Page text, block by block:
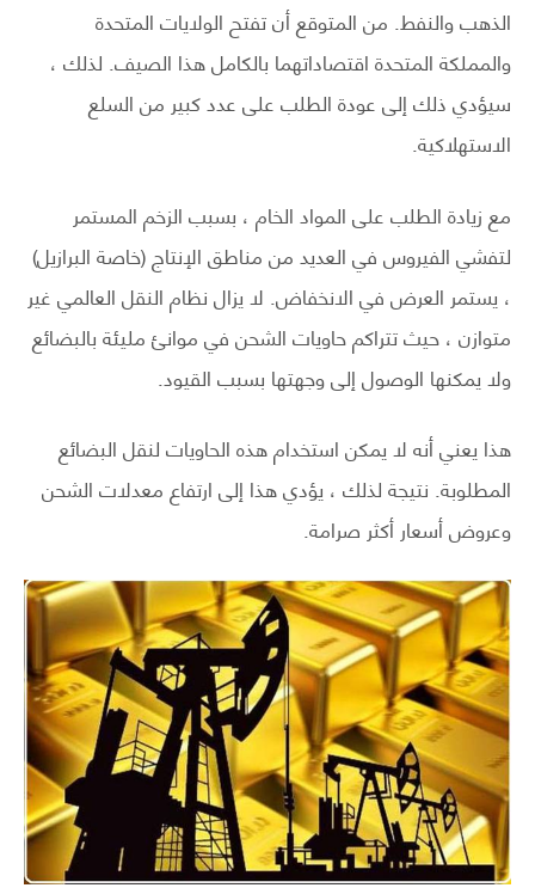
الذهب والنفط. من المتوقع أن تفتح الولايات المتحدة
والمملكة المتحدة اقتصاداتهما بالكامل هذا الصيف. لذلك ،
سيؤدي ذلك إلى عودة الطلب على عدد كبير من السلع
الاستهلاكية.
مع زيادة الطلب على المواد الخام ، بسبب الزخم المستمر
لتفشي الفيروس في العديد من مناطق الإنتاج (خاصة البرازيل)
، يستمر العرض في الانخفاض. لا يزال نظام النقل العالمي غير
متوازن ، حيث تتراكم حاويات الشحن في موانئ مليئة بالبضائع
ولا يمكنها الوصول إلى وجهتها بسبب القيود.
هذا يعني أنه لا يمكن استخدام هذه الحاويات لنقل البضائع
المطلوبة. نتيجة لذلك ، يؤدي هذا إلى ارتفاع معدلات الشحن
وعروض أسعار أكثر صرامة.